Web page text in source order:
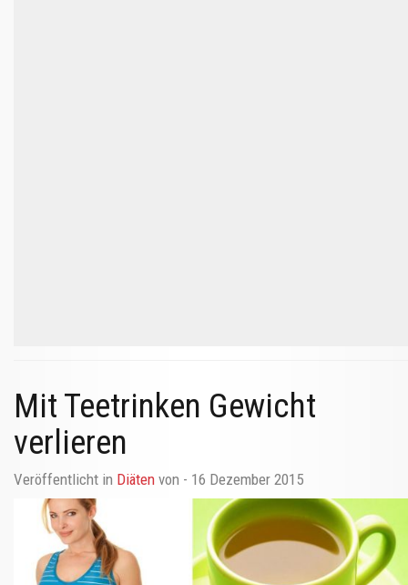
Mit Teetrinken Gewicht
verlieren
Veröffentlicht in Diäten von - 16 Dezember 2015